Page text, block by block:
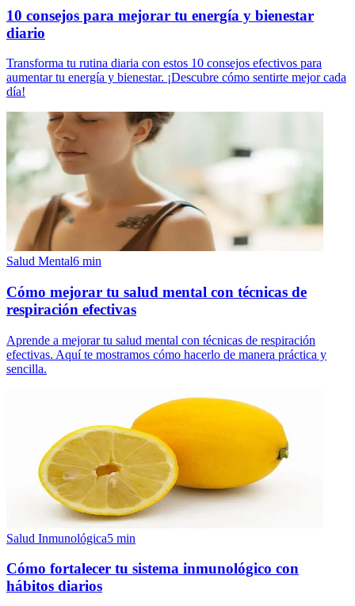
10 consejos para mejorar tu energía y bienestar
diario
Transforma tu rutina diaria con estos 10 consejos efectivos para
aumentar tu energía y bienestar. ¡Descubre cómo sentirte mejor cada
día!
Salud Mental6 min
Cómo mejorar tu salud mental con técnicas de
respiración efectivas
Aprende a mejorar tu salud mental con técnicas de respiración
efectivas. Aquí te mostramos cómo hacerlo de manera práctica y
sencilla.
Salud Inmunológica5 min
Cómo fortalecer tu sistema inmunológico con
hábitos diarios